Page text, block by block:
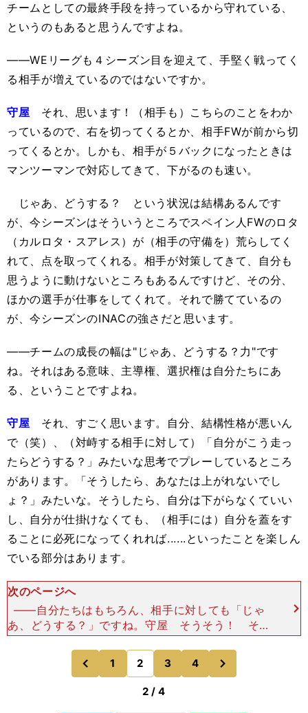
チームとしての最終手段を持っているから守れている、
というのもあると思うんですよね。
――WEリーグも４シーズン目を迎えて、手堅く戦ってく
る相手が増えているのではないですか。
守屋 それ、思います！（相手も）こちらのことをわか
っているので、右を切ってくるとか、相手FWが前から切
ってくるとか。しかも、相手が５バックになったときは
マンツーマンで対応してきて、下がるのも速い。
じゃあ、どうする？ という状況は結構あるんです
が、今シーズンはそういうところでスペイン人FWのロタ
（カルロタ・スアレス）が（相手の守備を）荒らしてく
れて、点を取ってくれる。相手が対策してきて、自分も
思うように動けないところもあるんですけど、その分、
ほかの選手が仕事をしてくれて。それで勝てているの
が、今シーズンのINACの強さだと思います。
――チームの成長の幅は"じゃあ、どうする？力"です
ね。それはある意味、主導権、選択権は自分たちにあ
る、ということですよね。
守屋 それ、すごく思います。自分、結構性格が悪いん
で（笑）、（対峙する相手に対して）「自分がこう走っ
たらどうする？」みたいな思考でプレーしているところ
があります。「そうしたら、あなたは上がれないでし
ょ？」みたいな。そうしたら、自分は下がらなくていい
し、自分が仕掛けなくても、（相手には）自分を蓋をす
ることに必死になってくれれば......といったことを楽しん
でいる部分はあります。
次のページへ
――自分たちはもちろん、相手に対しても「じゃ
あ、どうする？」ですね。守屋 そうそう！ そも
そも自分はドリブルタイプでもないし、パサーでも
ない。だからこそ、どちらにもなれると思っていま
す。ドリブルで仕
前
のページへ
1 2 3 4
のページへ
2 / 4